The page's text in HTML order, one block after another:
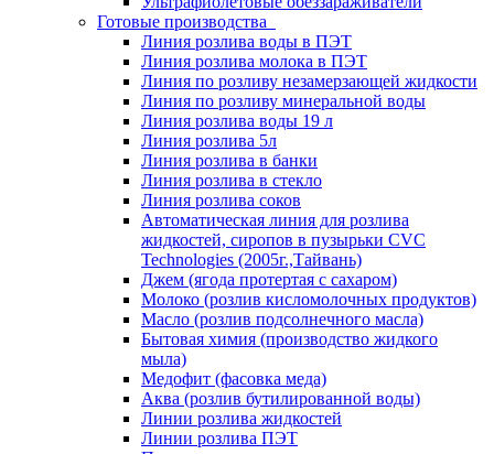
Готовые производства
Линия розлива воды в ПЭТ
Линия розлива молока в ПЭТ
Линия по розливу незамерзающей жидкости
Линия по розливу минеральной воды
Линия розлива воды 19 л
Линия розлива 5л
Линия розлива в банки
Линия розлива в стекло
Линия розлива соков
Автоматическая линия для розлива
жидкостей, сиропов в пузырьки CVC
Technologies (2005г.,Тайвань)
Джем (ягода протертая с сахаром)
Молоко (розлив кисломолочных продуктов)
Масло (розлив подсолнечного масла)
Бытовая химия (производство жидкого
мыла)
Медофит (фасовка меда)
Аква (розлив бутилированной воды)
Линии розлива жидкостей
Линии розлива ПЭТ